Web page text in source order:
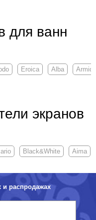
для ванн
Eroica Alba Armida
экранов
Black&White Aima
распродажах